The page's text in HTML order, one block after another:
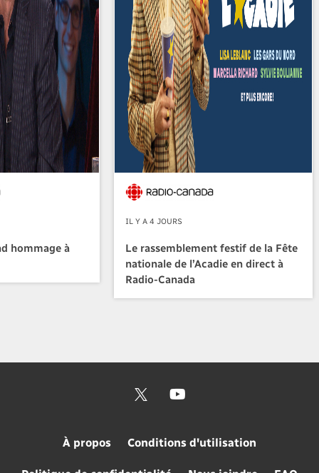
hommage à
IL Y A 4 JOURS
Le rassemblement festif de la Fête
nationale de l’Acadie en direct à
Radio-Canada
À propos Conditions d'utilisation